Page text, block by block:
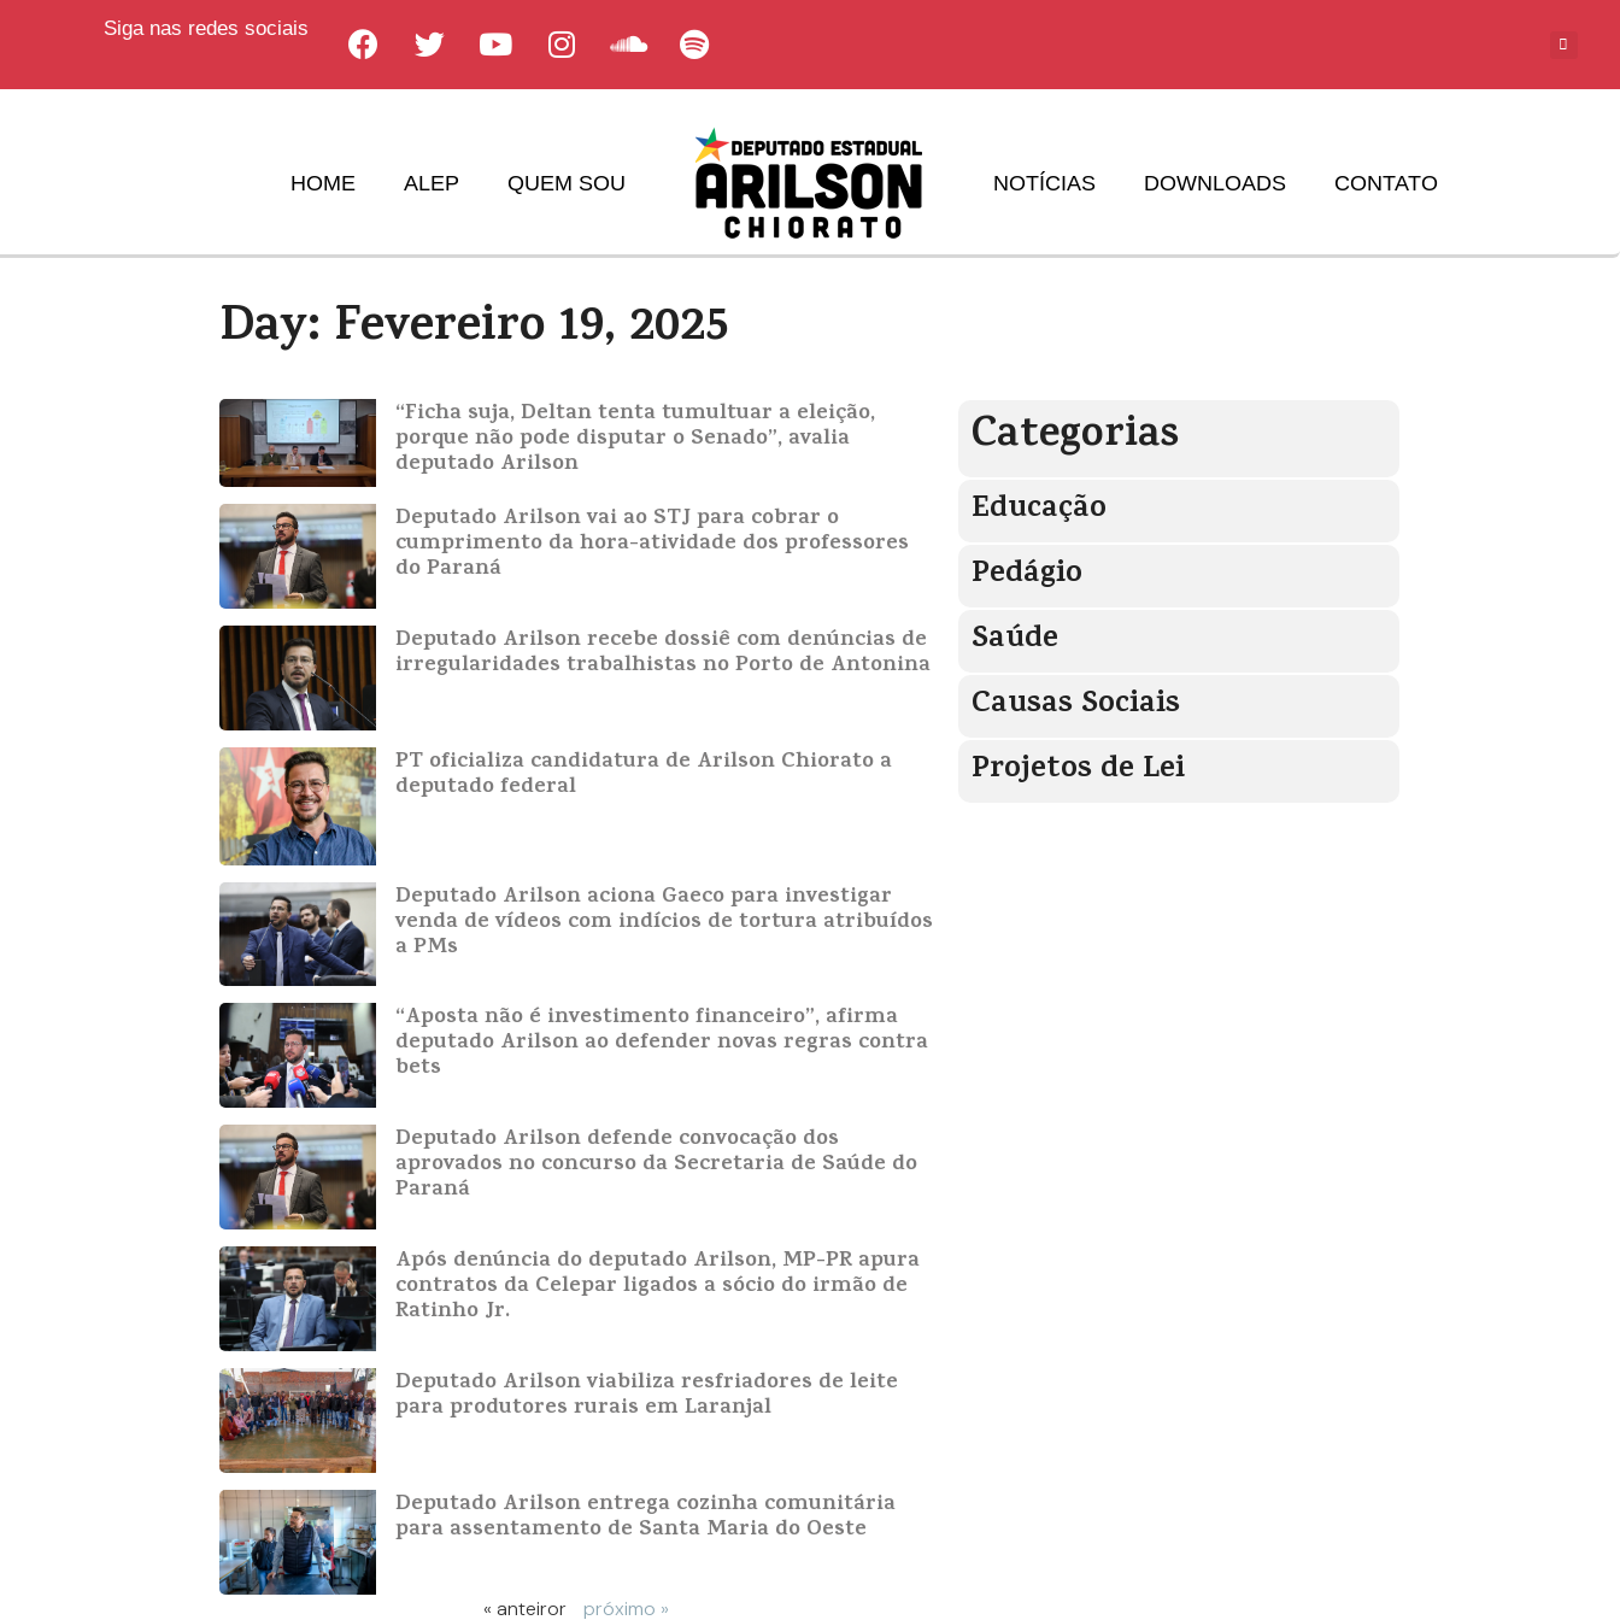
Siga nas redes sociais
HOME ALEP QUEM SOU NOTÍCIAS DOWNLOADS CONTATO
Day: Fevereiro 19, 2025
“Ficha suja, Deltan tenta tumultuar a eleição,
porque não pode disputar o Senado”, avalia
deputado Arilson
Deputado Arilson vai ao STJ para cobrar o
cumprimento da hora-atividade dos professores
do Paraná
Deputado Arilson recebe dossiê com denúncias de
irregularidades trabalhistas no Porto de Antonina
PT oficializa candidatura de Arilson Chiorato a
deputado federal
Deputado Arilson aciona Gaeco para investigar
venda de vídeos com indícios de tortura atribuídos
a PMs
“Aposta não é investimento financeiro”, afirma
deputado Arilson ao defender novas regras contra
bets
Deputado Arilson defende convocação dos
aprovados no concurso da Secretaria de Saúde do
Paraná
Após denúncia do deputado Arilson, MP-PR apura
contratos da Celepar ligados a sócio do irmão de
Ratinho Jr.
Deputado Arilson viabiliza resfriadores de leite
para produtores rurais em Laranjal
Deputado Arilson entrega cozinha comunitária
para assentamento de Santa Maria do Oeste
« anteiror próximo »
Categorias
Educação
Pedágio
Saúde
Causas Sociais
Projetos de Lei